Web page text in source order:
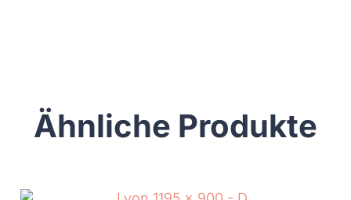
Ähnliche Produkte